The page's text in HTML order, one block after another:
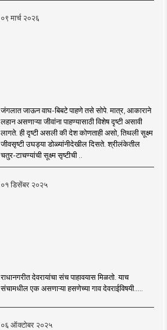
०९ मार्च २०२६
जंगलात जाऊन वाघ-बिबटे पाहणे तसे सोपे. मात्र, आकाराने
लहान असणाऱ्या जीवांना पाहण्यासाठी विशेष दृष्टी असावी
लागते. ही दृष्टी असली की देश कोणताही असो, तिथली सूक्ष्म
जीवसृष्टी उघड्या डोळ्यांनीदेखील दिसते. श्रीलंकेतील
चतुर-टाचण्यांची सूक्ष्म सृष्टीची ..
०१ डिसेंबर २०२५
राधानगरीत देवरायांचा संच पाहावयास मिळतो. याच
संचामधील एक असणाऱ्या हसणेच्या गाव देवराईविषयी.....
०६ ऑक्टोबर २०२५